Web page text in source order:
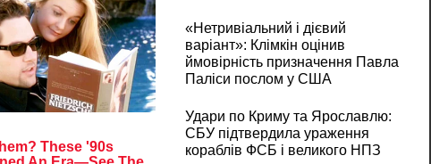
«Нетривіальний і дієвий
варіант»: Клімкін оцінив
ймовірність призначення Павла
Паліси послом у США
Удари по Криму та Ярославлю:
СБУ підтвердила ураження
кораблів ФСБ і великого НПЗ